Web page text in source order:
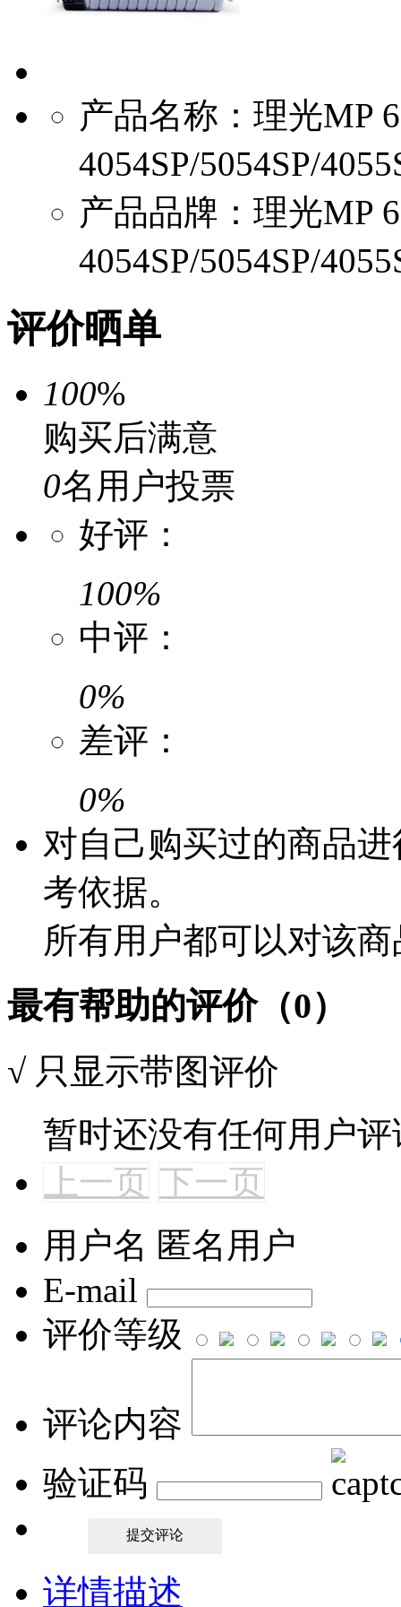
产品名称：理光MP
4054SP/5054SP/
产品品牌：理光MP
4054SP/5054SP/
评价晒单
100%
购买后满意
0名用户投票
好评：
100%
中评：
0%
差评：
0%
对自己购买过的商品
考依据。
所有用户都可以对该
最有帮助的评价（0）
√ 只显示带图评价
暂时还没有任何用户评
上一页 下一页
用户名 匿名用户
E-mail
评价等级
评论内容
验证码
详情描述